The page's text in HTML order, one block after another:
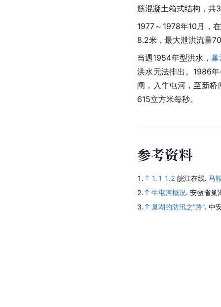
筋混凝土箱式结构，共
1977～1978年10月，
8.2米，最大泄洪流量
当遇1954年型洪水，
洪水无法排出。1986
闸，入牛屯河，至新
615立方米每秒。
参考资料
1. 1.1 1.2 皖江在线. 马
2.
牛屯河概况. 安徽省巢
3.
巢湖的防汛之“路”. 中